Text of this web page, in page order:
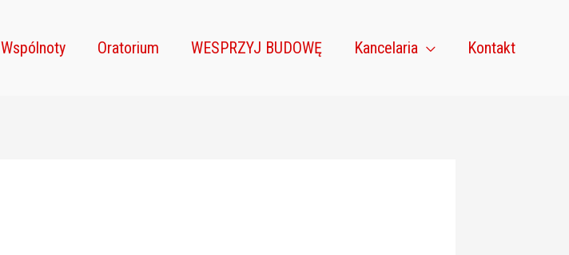
Wspólnoty Oratorium WESPRZYJ BUDOWĘ Kancelaria Kontakt